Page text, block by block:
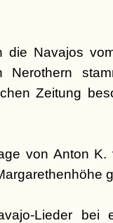
die Navajos
Zeitung
von Anton
Lieder bei